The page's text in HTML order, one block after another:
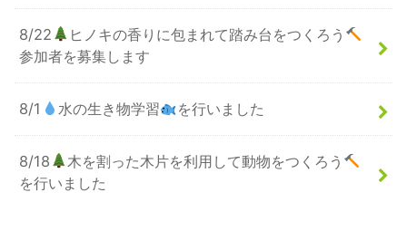
8/22
ヒノキの香りに包まれて踏み台をつくろう
参加者を募集します
8/1 水の生き物学習 を行いました
8/18
木を割った木片を利用して動物をつくろう
を行いました